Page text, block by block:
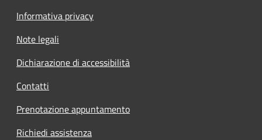
Informativa privacy
Note legali
Dichiarazione di accessibilità
Contatti
Prenotazione appuntamento
Richiedi assistenza